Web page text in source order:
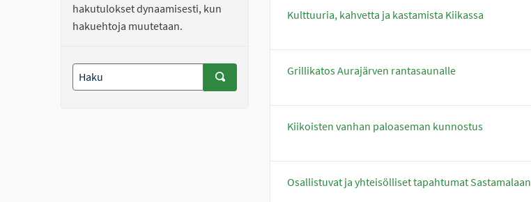
hakutulokset dynaamisesti, kun
hakuehtoja muutetaan.
Kulttuuria, kahvetta ja kastamista Kiikassa
Grillikatos Aurajärven rantasaunalle
Kiikoisten vanhan paloaseman kunnostus
Osallistuvat ja yhteisölliset tapahtumat Sastamalaan